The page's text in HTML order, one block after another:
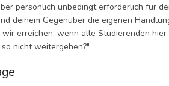
persönlich unbedingt erforderlich für
deinem Gegenüber die eigenen
erreichen, wenn alle Studierenden
nicht weitergehen?"